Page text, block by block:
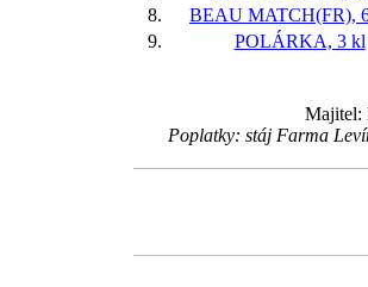
8.
BEAU MATCH(FR),
9.
POLÁRKA, 3 kl
Majitel:
Poplatky: stáj Farma